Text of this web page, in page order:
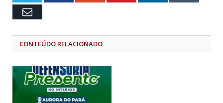
Email
CONTEÚDO RELACIONADO